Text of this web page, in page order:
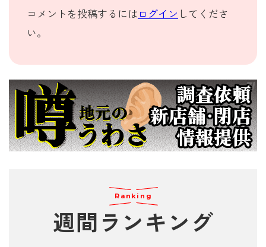
コメントを投稿するには ログイン してくださ
い。
Ranking
週間 ランキング